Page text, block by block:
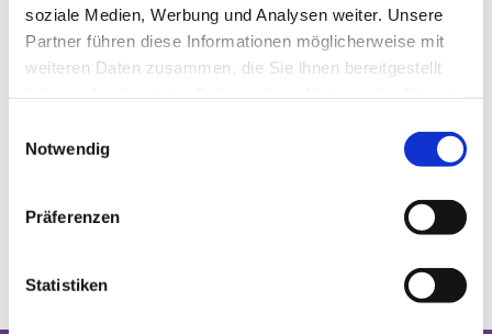
soziale Medien, Werbung und Analysen weiter. Unsere
Partner führen diese Informationen möglicherweise mit
weiteren Daten zusammen, die Sie ihnen bereitgestellt
Notwendig
Präferenzen
Statistiken
von der Mitgliedschaft sind natürlich auch Spenden
nötig und willkommen.
das Gemeindebüro
Kreissparkasse Grafschaft Bentheim (BLZ 267 500